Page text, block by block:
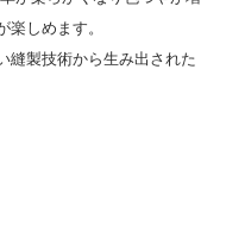
しめます。
縫製技術から生み出された